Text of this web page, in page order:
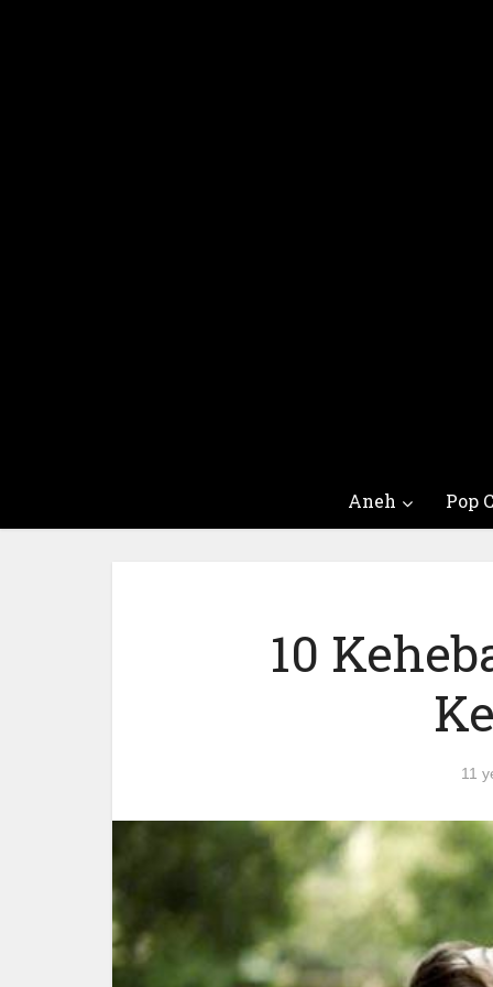
Aneh Pop
10
11